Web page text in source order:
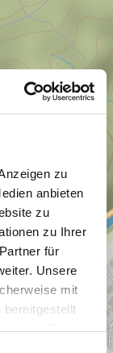
zu
anbieten
zu
zu Ihrer
für
Unsere
mit
bereitgestellt
der Dienste